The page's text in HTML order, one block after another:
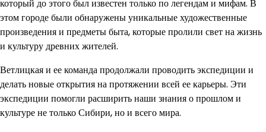
который до этого был известен только по легендам и мифам. В
этом городе были обнаружены уникальные художественные
произведения и предметы быта, которые пролили свет на жизнь
и культуру древних жителей.
Ветлицкая и ее команда продолжали проводить экспедиции и
делать новые открытия на протяжении всей ее карьеры. Эти
экспедиции помогли расширить наши знания о прошлом и
культуре не только Сибири, но и всего мира.